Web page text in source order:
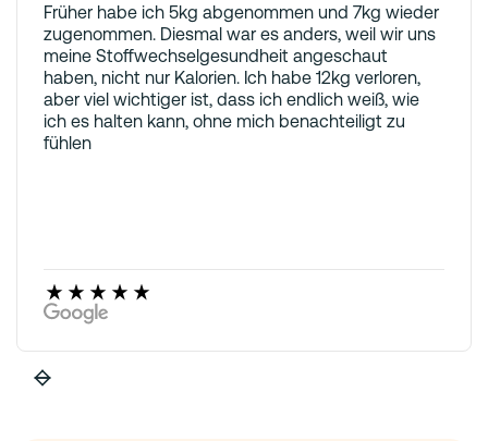
Früher habe ich 5kg abgenommen und 7kg wieder
zugenommen. Diesmal war es anders, weil wir uns
meine Stoffwechselgesundheit angeschaut
haben, nicht nur Kalorien. Ich habe 12kg verloren,
aber viel wichtiger ist, dass ich endlich weiß, wie
ich es halten kann, ohne mich benachteiligt zu
fühlen